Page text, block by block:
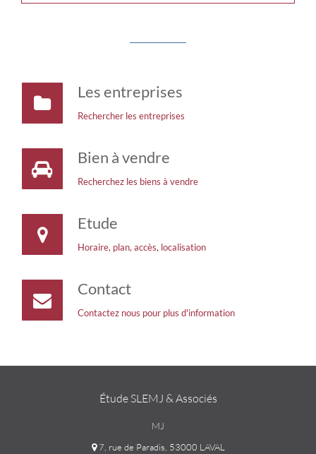
Les entreprises
Rechercher les entreprises
Bien à vendre
Recherchez les biens à vendre
Etude
Horaire, plan, accès, localisation
Contact
Contactez nous pour plus d'information
Étude SLEMJ & Associés
MJ
7, rue de Paradis, 53000 LAVAL